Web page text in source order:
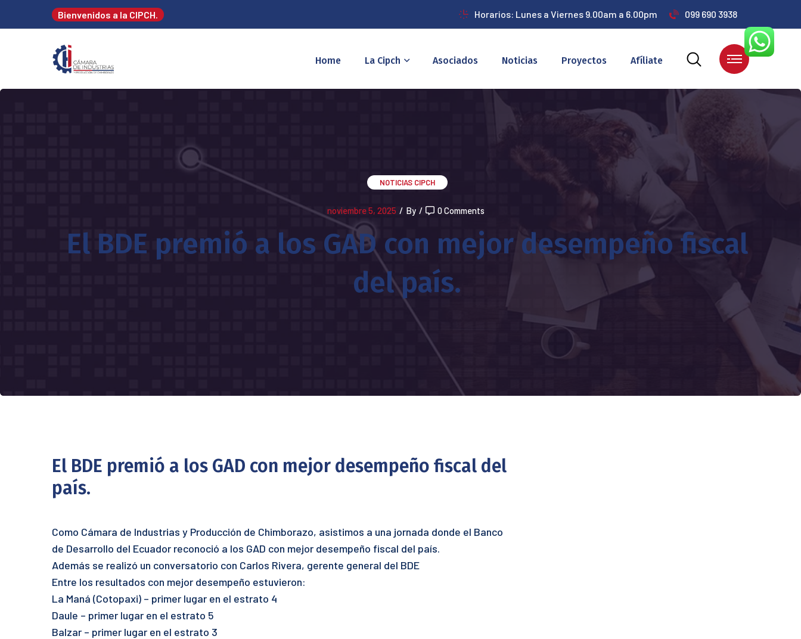
Bienvenidos a la CIPCH. Horarios: Lunes a Viernes 9.00am a 6.00pm 099 690 3938
Home La Cipch Asociados Noticias Proyectos Afíliate
NOTICIAS CIPCH
noviembre 5, 2025 / By / 0 Comments
El BDE premió a los GAD con mejor desempeño fiscal
del país.
El BDE premió a los GAD con mejor desempeño fiscal del
país.
Como Cámara de Industrias y Producción de Chimborazo, asistimos a una jornada donde el Banco
de Desarrollo del Ecuador reconoció a los GAD con mejor desempeño fiscal del país.
Además se realizó un conversatorio con Carlos Rivera, gerente general del BDE
Entre los resultados con mejor desempeño estuvieron:
La Maná (Cotopaxi) – primer lugar en el estrato 4
Daule – primer lugar en el estrato 5
Balzar – primer lugar en el estrato 3